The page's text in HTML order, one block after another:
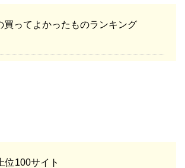
買ってよかったものランキング
位100サイト